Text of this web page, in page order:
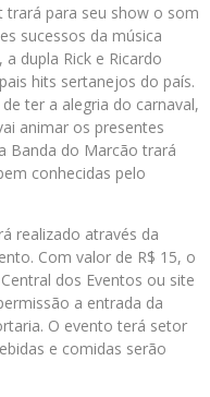
para seu show o som
sucessos da música
dupla Rick e Ricardo
hits sertanejos do país.
ter a alegria do carnaval,
animar os presentes
Banda do Marcão trará
conhecidas pelo
realizado através da
Com valor de R$ 15, o
dos Eventos ou site
a entrada da
O evento terá setor
e comidas serão